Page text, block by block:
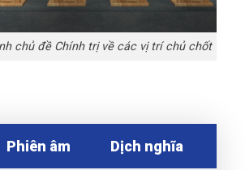
chủ đề Chính trị về các vị trí chủ chốt
Phiên âm Dịch nghĩa